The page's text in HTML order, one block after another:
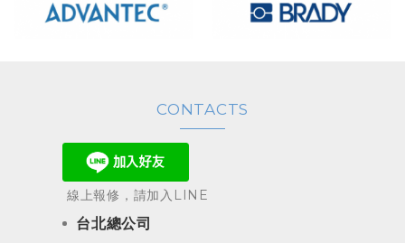
CONTACTS
線上報修，請加入LINE
台北總公司